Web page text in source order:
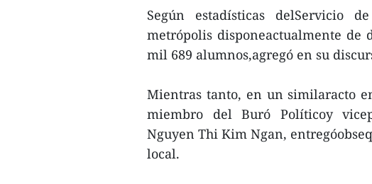
Según estadísticas delServicio
metrópolis disponeactualmente de
mil 689 alumnos,agregó en su
Mientras tanto, en un similaracto
miembro del Buró Políticoy
Nguyen Thi Kim Ngan,
local.